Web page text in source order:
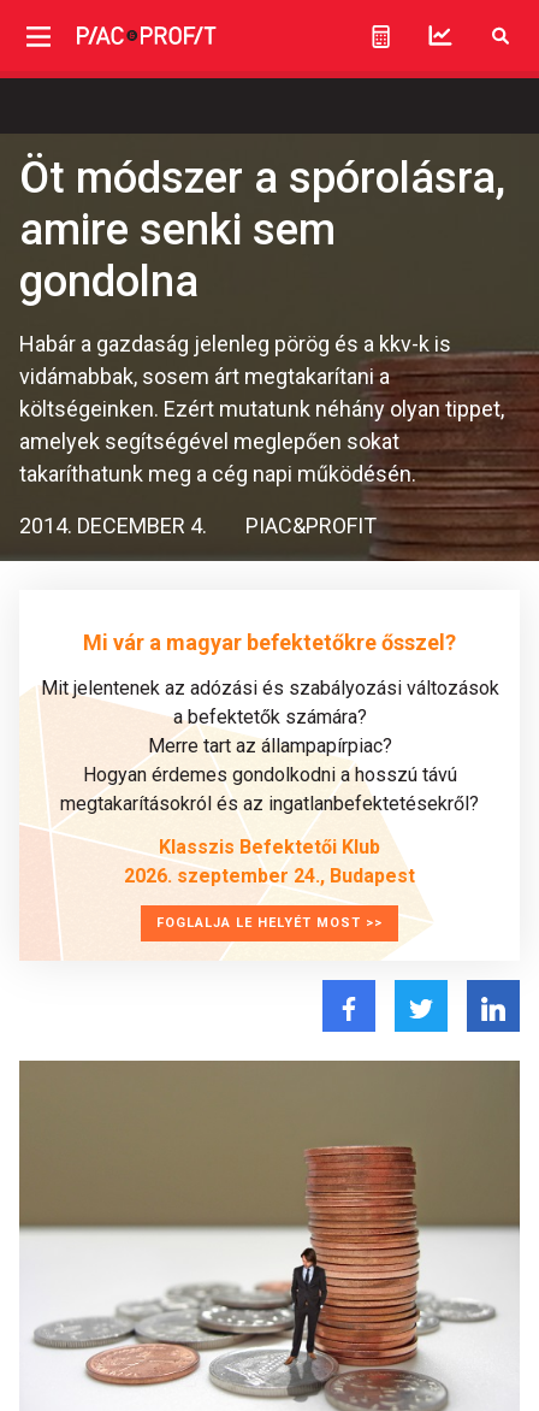
Öt módszer a spórolásra,
amire senki sem
gondolna
Habár a gazdaság jelenleg pörög és a kkv-k is
vidámabbak, sosem árt megtakarítani a
költségeinken. Ezért mutatunk néhány olyan tippet,
amelyek segítségével meglepően sokat
takaríthatunk meg a cég napi működésén.
2014. DECEMBER 4. PIAC&PROFIT
Mi vár a magyar befektetőkre ősszel?
Mit jelentenek az adózási és szabályozási változások
a befektetők számára?
Merre tart az állampapírpiac?
Hogyan érdemes gondolkodni a hosszú távú
megtakarításokról és az ingatlanbefektetésekről?
Klasszis Befektetői Klub
2026. szeptember 24., Budapest
FOGLALJA LE HELYÉT MOST >>